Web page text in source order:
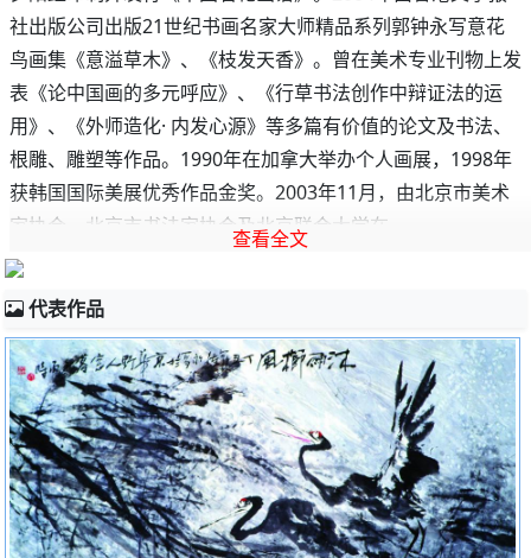
社出版公司出版21世纪书画名家大师精品系列郭钟永写意花
鸟画集《意溢草木》、《枝发天香》。曾在美术专业刊物上发
表《论中国画的多元呼应》、《行草书法创作中辩证法的运
用》、《外师造化· 内发心源》等多篇有价值的论文及书法、
根雕、雕塑等作品。1990年在加拿大举办个人画展，1998年
获韩国国际美展优秀作品金奖。2003年11月，由北京市美术
家协会、北京市书法家协会及北京联合大学在
查看全文
代表作品